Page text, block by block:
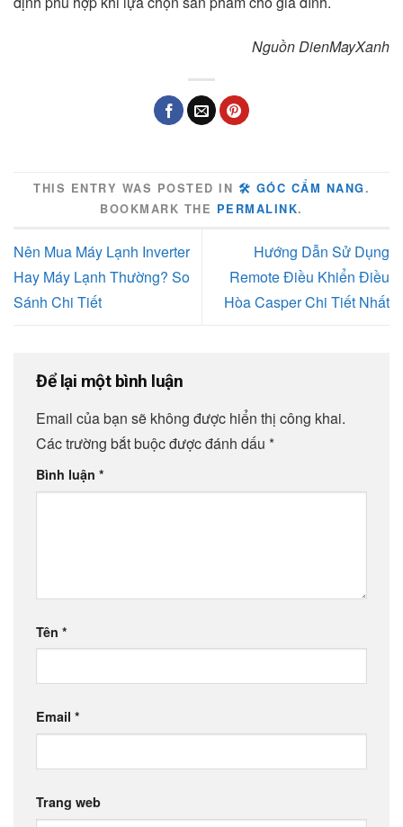
Nguồn DienMayXanh
THIS ENTRY WAS POSTED IN 🛠️ GÓC CẨM NANG .
BOOKMARK THE PERMALINK.
Nên Mua Máy Lạnh Inverter
Hay Máy Lạnh Thường? So
Sánh Chi Tiết
Hướng Dẫn Sử Dụng
Remote Điều Khiển Điều
Hòa Casper Chi Tiết Nhất
Để lại một bình luận
Email của bạn sẽ không được hiển thị công khai.
Các trường bắt buộc được đánh dấu *
Bình luận *
Tên *
Email *
Trang web